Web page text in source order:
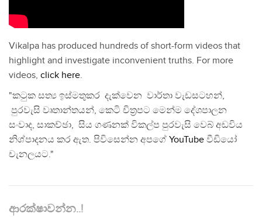
Vikalpa has produced hundreds of short-form videos that
highlight and investigate inconvenient truths. For more
videos, click here.
"කටුක සත්‍ය ඉස්මතුකර දැක්වෙන වාර්තා වැඩසටහන්,
පුරවැසි වෘතාන්තයන්, කෙටි චිත්‍රපට මෙන්ම දේශපාලන
සංවාද, සාකච්ඡා, සිය ගණනක් විකල්ප පුරවැසි වෙබ් අඩවිය
නිශ්පාදනය කර ඇත. පිවිසෙන්න අපගේ YouTube වීඩියෝ
චැනලයට."
ආරක්ෂාවන්න..!